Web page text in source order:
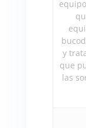
y
que
las